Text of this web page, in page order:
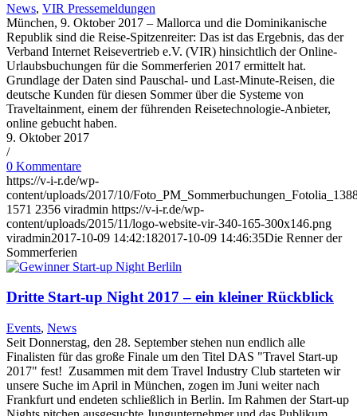
News, VIR Pressemeldungen
München, 9. Oktober 2017 – Mallorca und die Dominikanische
Republik sind die Reise-Spitzenreiter: Das ist das Ergebnis, das der
Verband Internet Reisevertrieb e.V. (VIR) hinsichtlich der Online-
Urlaubsbuchungen für die Sommerferien 2017 ermittelt hat.
Grundlage der Daten sind Pauschal- und Last-Minute-Reisen, die
deutsche Kunden für diesen Sommer über die Systeme von
Traveltainment, einem der führenden Reisetechnologie-Anbieter,
online gebucht haben.
9. Oktober 2017
/
0 Kommentare
https://v-i-r.de/wp-
content/uploads/2017/10/
1571 2356 viradmin https://v-i-r.de/wp-
content/uploads/2015/11/logo-website-vir-340-165-300x146.png
viradmin2017-10-09 14:42:182017-10-09 14:46:35Die Renner der
Sommerferien
Dritte Start-up Night 2017 – ein kleiner Rückblick
Events, News
Seit Donnerstag, den 28. September stehen nun endlich alle
Finalisten für das große Finale um den Titel DAS "Travel Start-up
2017" fest! Zusammen mit dem Travel Industry Club starteten wir
unsere Suche im April in München, zogen im Juni weiter nach
Frankfurt und endeten schließlich in Berlin. Im Rahmen der Start-up